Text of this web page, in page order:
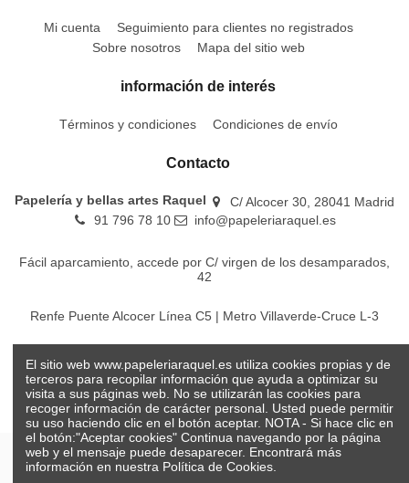
Mi cuenta
Seguimiento para clientes no registrados
Sobre nosotros
Mapa del sitio web
información de interés
Términos y condiciones Condiciones de envío
Contacto
Papelería y bellas artes Raquel
C/ Alcocer 30, 28041 Madrid
91 796 78 10
info@papeleriaraquel.es
Fácil aparcamiento, accede por C/ virgen de los desamparados,
42
Renfe Puente Alcocer Línea C5 | Metro Villaverde-Cruce L-3
El sitio web www.papeleriaraquel.es utiliza cookies propias y de
terceros para recopilar información que ayuda a optimizar su
visita a sus páginas web. No se utilizarán las cookies para
recoger información de carácter personal. Usted puede permitir
su uso haciendo clic en el botón aceptar. NOTA - Si hace clic en
el botón:"Aceptar cookies" Continua navegando por la página
web y el mensaje puede desaparecer. Encontrará más
información en nuestra Política de Cookies.